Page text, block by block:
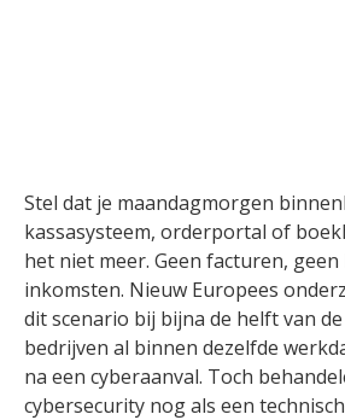
Stel dat je maandagmorgen
kassasysteem, orderportal of
het niet meer. Geen facturen,
inkomsten. Nieuw Europees
dit scenario bij bijna de helft van
bedrijven al binnen dezelfde
na een cyberaanval. Toch
cybersecurity nog als een